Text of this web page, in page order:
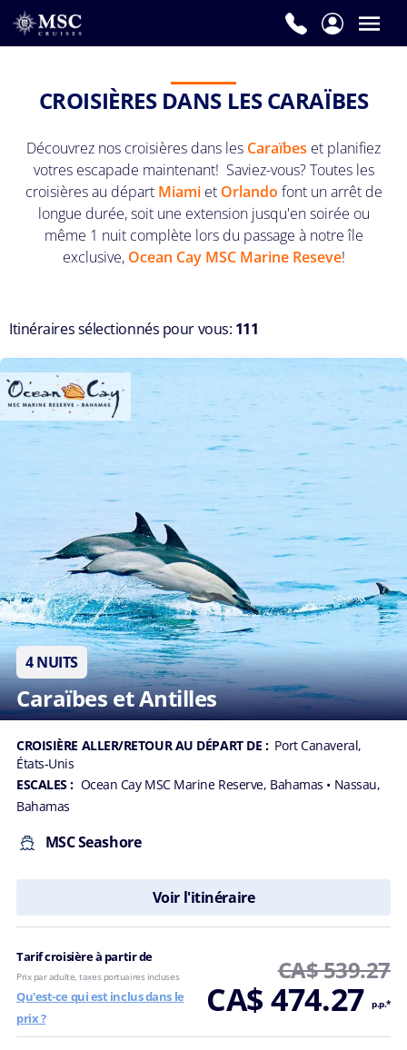
CROISIÈRES DANS LES CARAÏBES
Découvrez nos croisières dans les Caraïbes et planifiez
votres escapade maintenant! Saviez-vous? Toutes les
croisières au départ Miami et Orlando font un arrêt de
longue durée, soit une extension jusqu'en soirée ou
même 1 nuit complète lors du passage à notre île
exclusive, Ocean Cay MSC Marine Reseve!
Itinéraires sélectionnés pour vous: 111
4 NUITS
Caraïbes et Antilles
CROISIÈRE ALLER/RETOUR AU DÉPART DE : Port Canaveral,
États-Unis
ESCALES : Ocean Cay MSC Marine Reserve, Bahamas • Nassau,
Bahamas
MSC Seashore
Voir l'itinéraire
Tarif croisière à partir de CA$ 539.27
CA$ 474.27 p.p.*
Prix par adulte, taxes portuaires incluses
Qu'est-ce qui est inclus dans le
prix ?